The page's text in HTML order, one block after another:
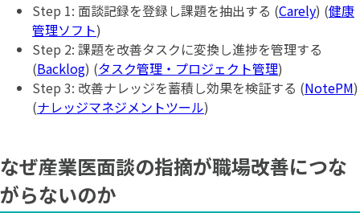
Step 1: 面談記録を登録し課題を抽出する (Carely) (健康
管理ソフト)
Step 2: 課題を改善タスクに変換し進捗を管理する
(Backlog) (タスク管理・プロジェクト管理)
Step 3: 改善ナレッジを蓄積し効果を検証する (NotePM)
(ナレッジマネジメントツール)
なぜ産業医面談の指摘が職場改善につな
がらないのか